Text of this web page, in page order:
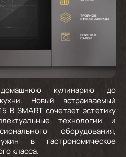
кулинарию до
Новый встраиваемый
B SMART сочетает эстетику
технологии и
оборудования,
в гастрономическое
класса.